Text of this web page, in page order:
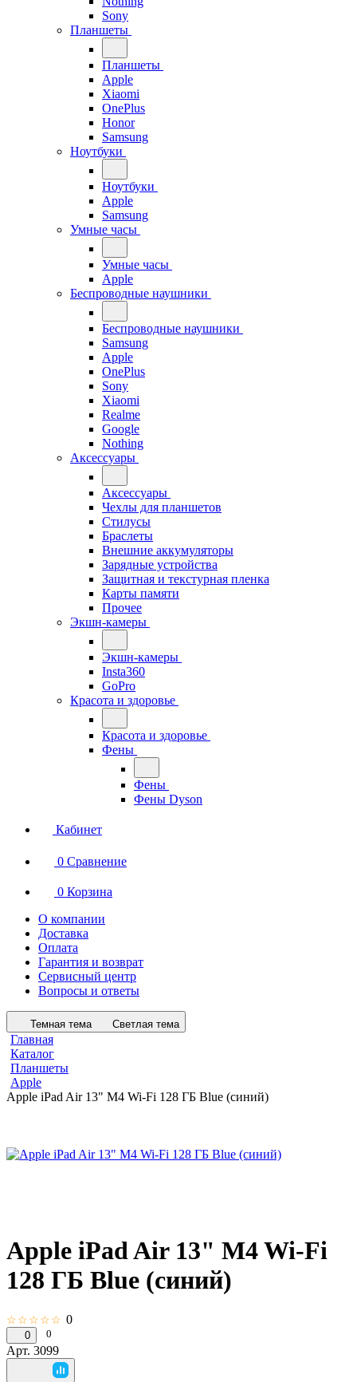
Sony
Планшеты
Планшеты
Apple
Xiaomi
OnePlus
Honor
Samsung
Ноутбуки
Ноутбуки
Apple
Samsung
Умные часы
Умные часы
Apple
Беспроводные наушники
Беспроводные наушники
Samsung
Apple
OnePlus
Sony
Xiaomi
Realme
Google
Nothing
Аксессуары
Аксессуары
Чехлы для планшетов
Стилусы
Браслеты
Внешние аккумуляторы
Зарядные устройства
Защитная и текстурная пленка
Карты памяти
Прочее
Экшн-камеры
Экшн-камеры
Insta360
GoPro
Красота и здоровье
Красота и здоровье
Фены
Фены
Фены Dyson
Кабинет
0 Сравнение
0 Корзина
О компании
Доставка
Оплата
Гарантия и возврат
Сервисный центр
Вопросы и ответы
Темная тема Светлая тема
Главная
Каталог
Планшеты
Apple
Apple iPad Air 13" M4 Wi-Fi 128 ГБ Blue (синий)
Apple iPad Air 13" M4 Wi-Fi
128 ГБ Blue (синий)
☆☆☆☆☆ 0
0 0
Арт. 3099